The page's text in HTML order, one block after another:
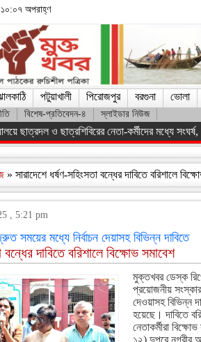
অপরাহ্ণ
পটুয়াখালী পিরোজপুর বরগুনা ভোলা
বিশেষ-প্রতিবেদন-৪ স্লাইডার নিউজ
বিনিময়ে ফ্যাসিস্ট সরকারকে হটানো সম্ভব হয়েছে :
» সারাদেশে ধর্ষণ-সহিংসতা বন্ধের দাবিতে বরিশালে
, 5:21 pm
সময়ের মধ্যে নির্বাচন দেয়াসহ বিভিন্ন দাবিতে
বন্ধের দাবিতে বরিশালে বিক্ষোভ সমাবেশ
মুক্তখবর ডেস্ক
প্রয়োজনীয়
দেওয়াসহ বিভিন্ন
হয়েছে। দাবিতে
নেতাকর্মীরা
১২) দুপুরে নগরীর